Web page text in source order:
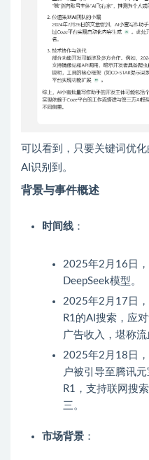
可以看到，只要关键词优
AI识别到。
背景与事件概述
时间线 ：
2025年2月16日
DeepSeek模型。
2025年2月17日
R1的AI搜索，应
广告收入，堪称流
2025年2月18日
户被引导至腾讯
R1，支持联网搜
三。
市场背景 ：